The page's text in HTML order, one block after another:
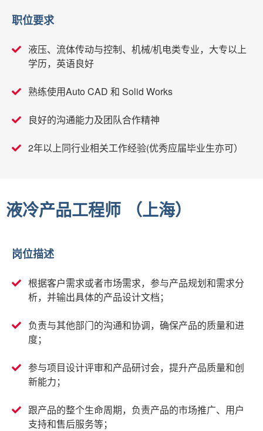
职位要求
液压、流体传动与控制、机械/机电类专业，大专以上
学历，英语良好
熟练使用Auto CAD 和 Solid Works
良好的沟通能力及团队合作精神
2年以上同行业相关工作经验(优秀应届毕业生亦可）
液冷产品工程师 （上海）
岗位描述
根据客户需求或者市场需求，参与产品规划和需求分
析，并输出具体的产品设计文档；
负责与其他部门的沟通和协调，确保产品的质量和进
度；
参与项目设计评审和产品研讨会，提升产品质量和创
新能力；
跟产品的整个生命周期，负责产品的市场推广、用户
支持和售后服务等；